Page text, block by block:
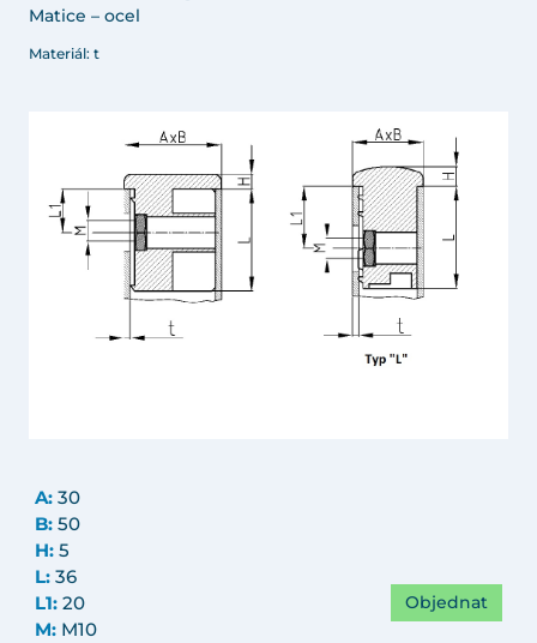
Matice – ocel
Materiál: t
A: 30
B: 50
H: 5
L: 36
L1: 20
M: M10
Objednat